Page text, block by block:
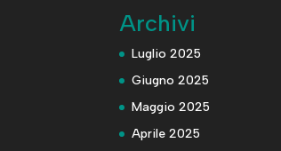
Archivi
Luglio 2025
Giugno 2025
Maggio 2025
Aprile 2025